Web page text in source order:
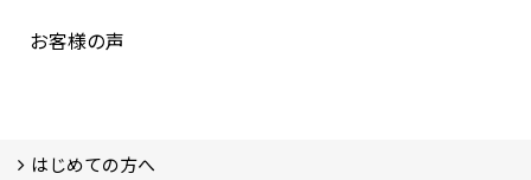
お客様の声
はじめての方へ